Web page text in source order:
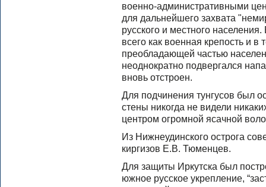
военно-административными
для дальнейшего захвата
русского и местного
всего как военная крепость и в
преобладающей частью
неоднократно подвергался
вновь отстроен.
Для подчинения тунгусов был
стены никогда не видели
центром огромной ясачной
Из Нижнеудинского острога
киргизов Е.В. Тюменцев.
Для защиты Иркутска был
южное русское укрепление,